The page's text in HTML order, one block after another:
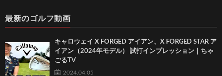
最新のゴルフ動画
キャロウェイ X FORGED アイアン、X FORGED STAR ア
イアン（2024年モデル） 試打インプレッション｜ちゃ
ごるTV
2024.04.05